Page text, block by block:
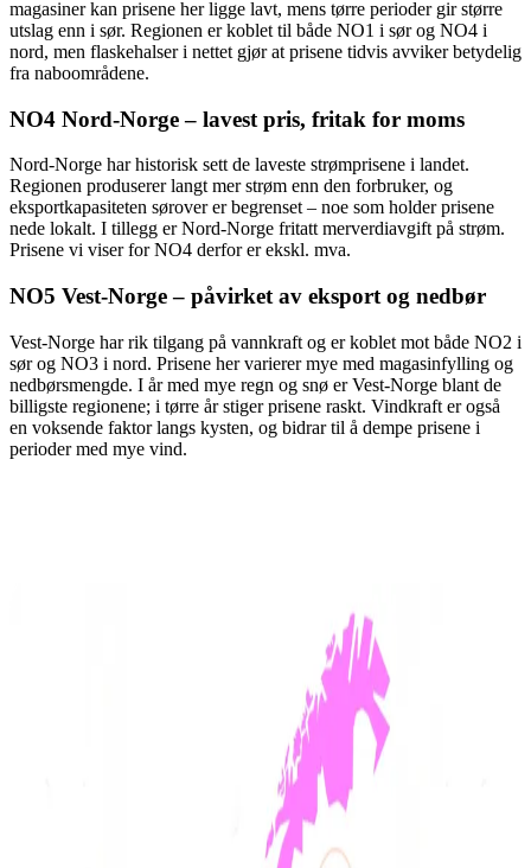
magasiner kan prisene her ligge lavt, mens tørre perioder gir større
utslag enn i sør. Regionen er koblet til både NO1 i sør og NO4 i
nord, men flaskehalser i nettet gjør at prisene tidvis avviker betydelig
fra naboområdene.
NO4 Nord-Norge – lavest pris, fritak for moms
Nord-Norge har historisk sett de laveste strømprisene i landet.
Regionen produserer langt mer strøm enn den forbruker, og
eksportkapasiteten sørover er begrenset – noe som holder prisene
nede lokalt. I tillegg er Nord-Norge fritatt merverdiavgift på strøm.
Prisene vi viser for NO4 derfor er ekskl. mva.
NO5 Vest-Norge – påvirket av eksport og nedbør
Vest-Norge har rik tilgang på vannkraft og er koblet mot både NO2 i
sør og NO3 i nord. Prisene her varierer mye med magasinfylling og
nedbørsmengde. I år med mye regn og snø er Vest-Norge blant de
billigste regionene; i tørre år stiger prisene raskt. Vindkraft er også
en voksende faktor langs kysten, og bidrar til å dempe prisene i
perioder med mye vind.